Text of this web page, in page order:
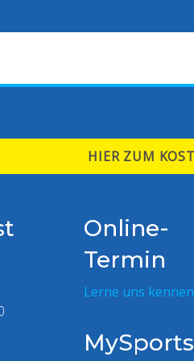
HIER ZUM
Online-
Termin
Lerne uns